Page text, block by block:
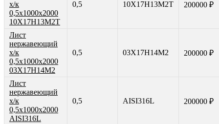
х/к
0,5х1000х2000
10Х17Н13М2Т
0,5 10Х17Н13М2Т 200000 ₽
Лист
нержавеющий
х/к
0,5х1000х2000
03Х17Н14М2
0,5 03Х17Н14М2 200000 ₽
Лист
нержавеющий
х/к
0,5х1000х2000
AISI316L
0,5 AISI316L 200000 ₽